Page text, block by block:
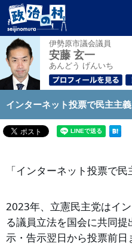
伊勢原市議会議員
安藤 玄一
あんどう げんいち
インターネット投票で民主主
「インターネット投票で民
2023年、立憲民主党はイ
る議員立法を国会に共同
示・告示翌日から投票前日